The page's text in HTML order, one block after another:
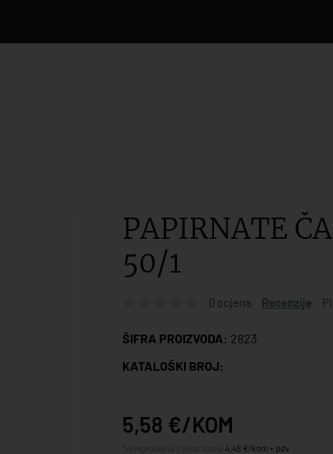
PAPIRNATE
50/1
0 ocjena Recenzije
ŠIFRA PROIZVODA: 2823
KATALOŠKI BROJ:
5,58 €/KOM
4,46 €/kom + pdv